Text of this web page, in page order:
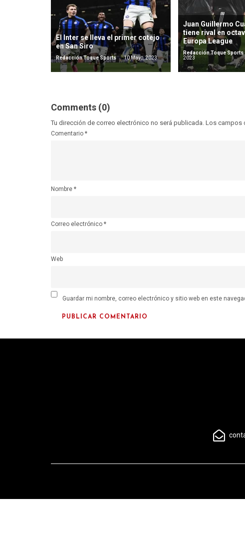
El Inter se lleva el primer cotejo
en San Siro
Redacción Toque Sports 10 Mayo, 2023
Juan Guillermo
tiene rival en
Europa League
Redacción Toque Sports
2023
Comments (0)
Tu dirección de correo electrónico no será publicada. Los campos
Comentario *
Nombre *
Correo electrónico *
Web
Guardar mi nombre, correo electrónico y sitio web en este